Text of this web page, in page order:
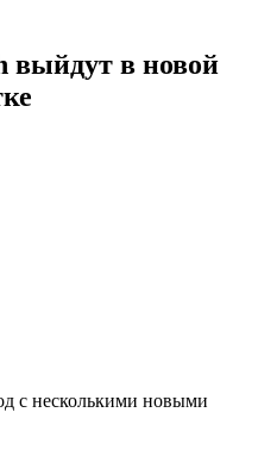
выйдут в новой
с несколькими новыми